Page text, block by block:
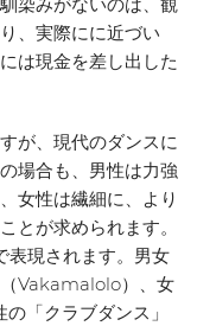
染みがないのは、観
、実際にに近づい
は現金を差し出した
が、現代のダンスに
場合も、男性は力強
女性は繊細に、より
とが求められます。
表現されます。男女
（Vakamalolo）、女
「クラブダンス」